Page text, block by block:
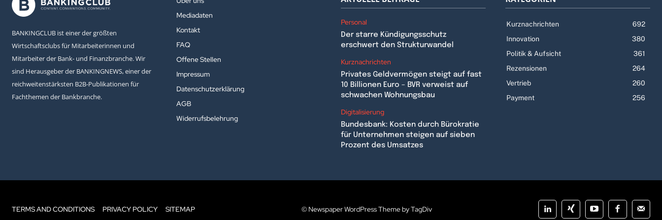
BANKINGCLUB ist einer der größten
Wirtschaftsclubs für Mitarbeiterinnen und
Mitarbeiter der Bank- und Finanzbranche. Wir
sind Herausgeber der BANKINGNEWS, einer der
reichweitenstärksten B2B-Publikationen für
Fachthemen der Bankbranche.
Mediadaten
Kontakt
FAQ
Offene Stellen
Impressum
Datenschutzerklärung
AGB
Widerrufsbelehrung
Personal
Der starre Kündigungsschutz
erschwert den Strukturwandel
Kurznachrichten
Privates Geldvermögen steigt auf fast
10 Billionen Euro – BVR verweist auf
schwachen Wohnungsbau
Digitalisierung
Bundesbank: Kosten durch Bürokratie
für Unternehmen steigen auf sieben
Prozent des Umsatzes
Kurznachrichten
692
Innovation
380
Politik & Aufsicht
361
Rezensionen
264
Vertrieb
260
Payment
256
TERMS AND CONDITIONS PRIVACY POLICY SITEMAP © Newspaper WordPress Theme by TagDiv